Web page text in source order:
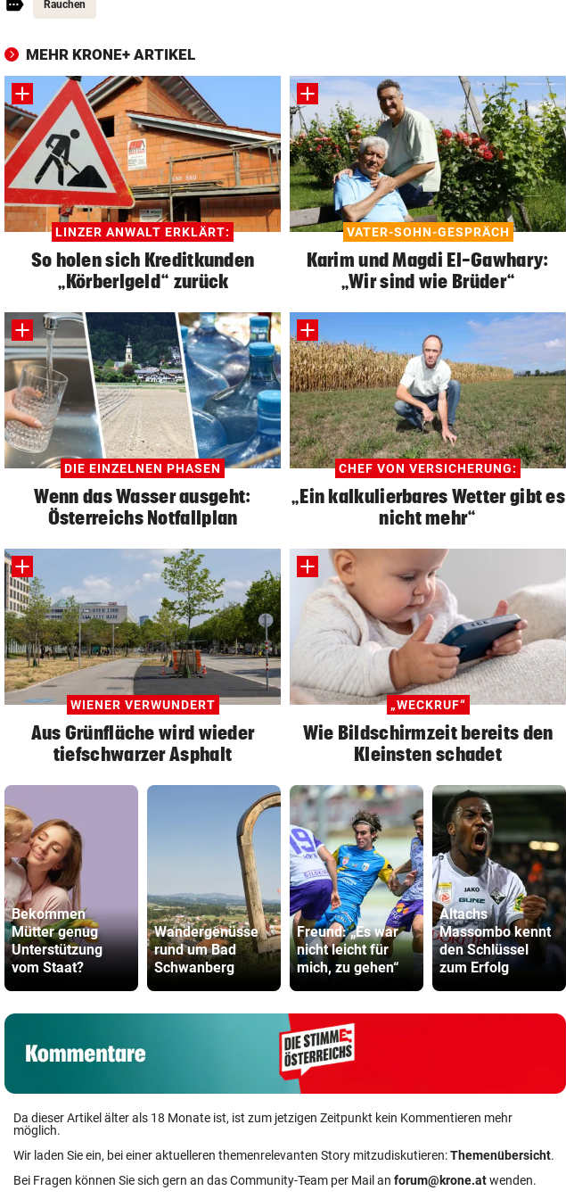
Rauchen
MEHR KRONE+ ARTIKEL
LINZER ANWALT ERKLÄRT:
So holen sich Kreditkunden
„Körberlgeld“ zurück
VATER-SOHN-GESPRÄCH
Karim und Magdi El-Gawhary:
„Wir sind wie Brüder“
DIE EINZELNEN PHASEN
Wenn das Wasser ausgeht:
Österreichs Notfallplan
CHEF VON VERSICHERUNG:
„Ein kalkulierbares Wetter gibt es
nicht mehr“
WIENER VERWUNDERT
Aus Grünfläche wird wieder
tiefschwarzer Asphalt
„WECKRUF“
Wie Bildschirmzeit bereits den
Kleinsten schadet
Bekommen
Mütter genug
Unterstützung
vom Staat?
Wandergenüsse
rund um Bad
Schwanberg
Freund: „Es war
nicht leicht für
mich, zu gehen“
Altachs
Massombo kennt
den Schlüssel
zum Erfolg
Da dieser Artikel älter als 18 Monate ist, ist zum jetzigen Zeitpunkt kein Kommentieren mehr
möglich.
Wir laden Sie ein, bei einer aktuelleren themenrelevanten Story mitzudiskutieren:Themenübersicht.
Bei Fragen können Sie sich gern an das Community-Team per Mail an forum@krone.atwenden.